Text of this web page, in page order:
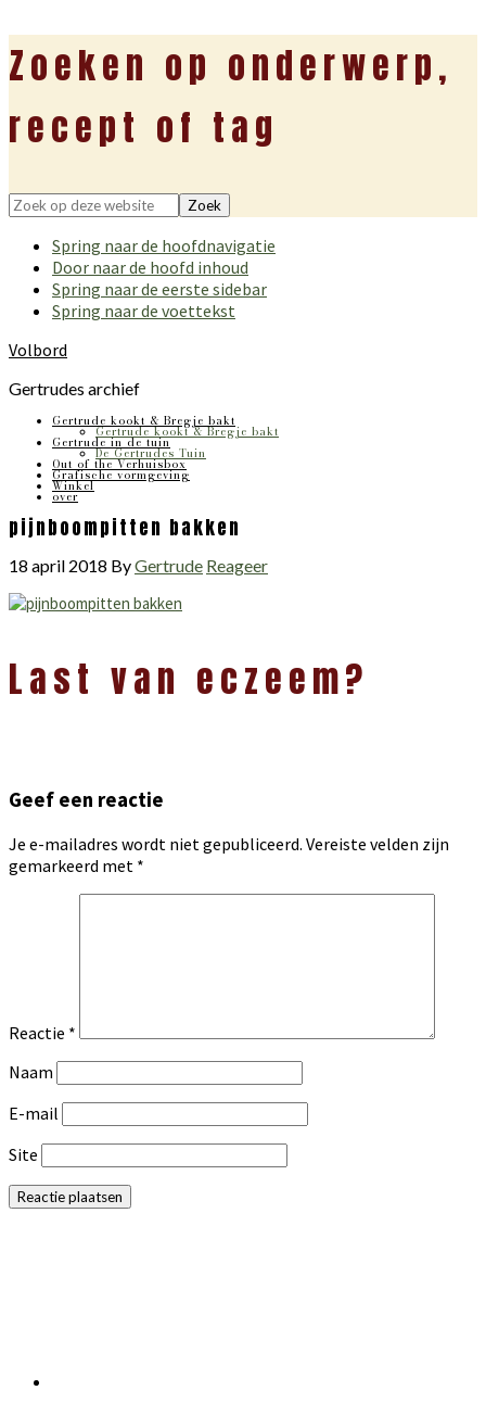
Zoeken op onderwerp,
recept of tag
Zoek
deze
website
Spring naar de hoofdnavigatie
Door naar de hoofd inhoud
Spring naar de eerste sidebar
Spring naar de voettekst
Volbord
Gertrudes archief
Gertrude kookt & Bregje bakt
Gertrude kookt & Bregje bakt
Gertrude in de tuin
De Gertrudes Tuin
Out of the Verhuisbox
Grafische vormgeving
Winkel
over
pijnboompitten bakken
18 april 2018 ByGertrude Reageer
Interacties
Last van eczeem?
Geef een reactie
Je e-mailadres wordt niet gepubliceerd. Vereiste velden zijn
gemarkeerd met *
Reactie *
Naam
E-mail
Site